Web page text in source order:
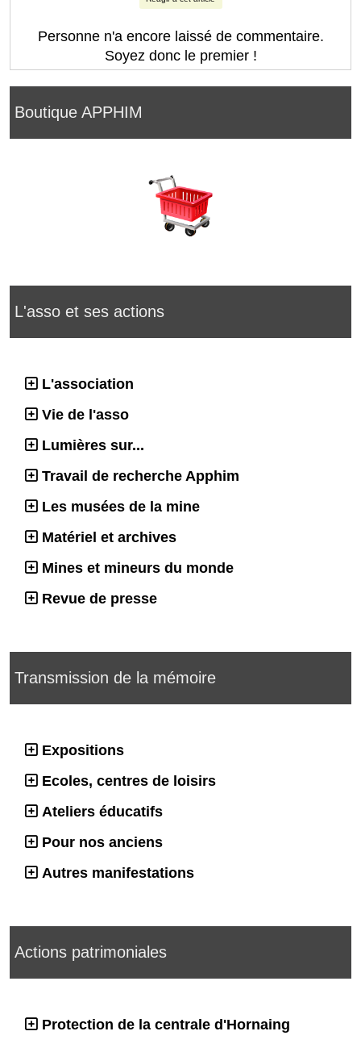
Boutique APPHIM
L'asso et ses actions
L'association
Vie de l'asso
Lumières sur...
Travail de recherche Apphim
Les musées de la mine
Matériel et archives
Mines et mineurs du monde
Revue de presse
Transmission de la mémoire
Expositions
Ecoles, centres de loisirs
Ateliers éducatifs
Pour nos anciens
Autres manifestations
Actions patrimoniales
Protection de la centrale d'Hornaing
Personne n'a encore laissé de commentaire.
Soyez donc le premier !